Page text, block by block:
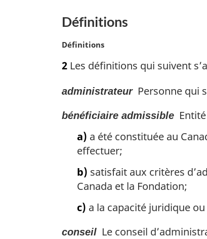
a
g
n
l
:
Définitions
N
t
m
r
Définitions
2 Les définitions qui suivent
administrateurPersonne qui
bénéficiaire admissible
a) a été constituée au
effectuer;
b) satisfait aux critères
Canada et la Fondation;
c) a la capacité juridique
conseil Le conseil